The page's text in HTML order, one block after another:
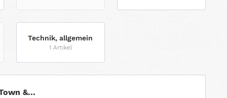
Technik, allgemein
1 Artikel
&...